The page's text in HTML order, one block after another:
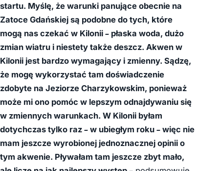
startu. Myślę, że warunki panujące obecnie na
Zatoce Gdańskiej są podobne do tych, które
mogą nas czekać w Kilonii – płaska woda, dużo
zmian wiatru i niestety także deszcz. Akwen w
Kilonii jest bardzo wymagający i zmienny. Sądzę,
że mogę wykorzystać tam doświadczenie
zdobyte na Jeziorze Charzykowskim, ponieważ
może mi ono pomóc w lepszym odnajdywaniu się
w zmiennych warunkach. W Kilonii byłam
dotychczas tylko raz – w ubiegłym roku – więc nie
mam jeszcze wyrobionej jednoznacznej opinii o
tym akwenie. Pływałam tam jeszcze zbyt mało,